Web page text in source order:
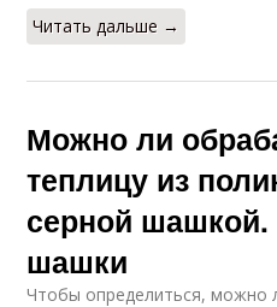
Читать дальше →
Можно ли
теплицу из
серной
шашки
Чтобы определиться, можно